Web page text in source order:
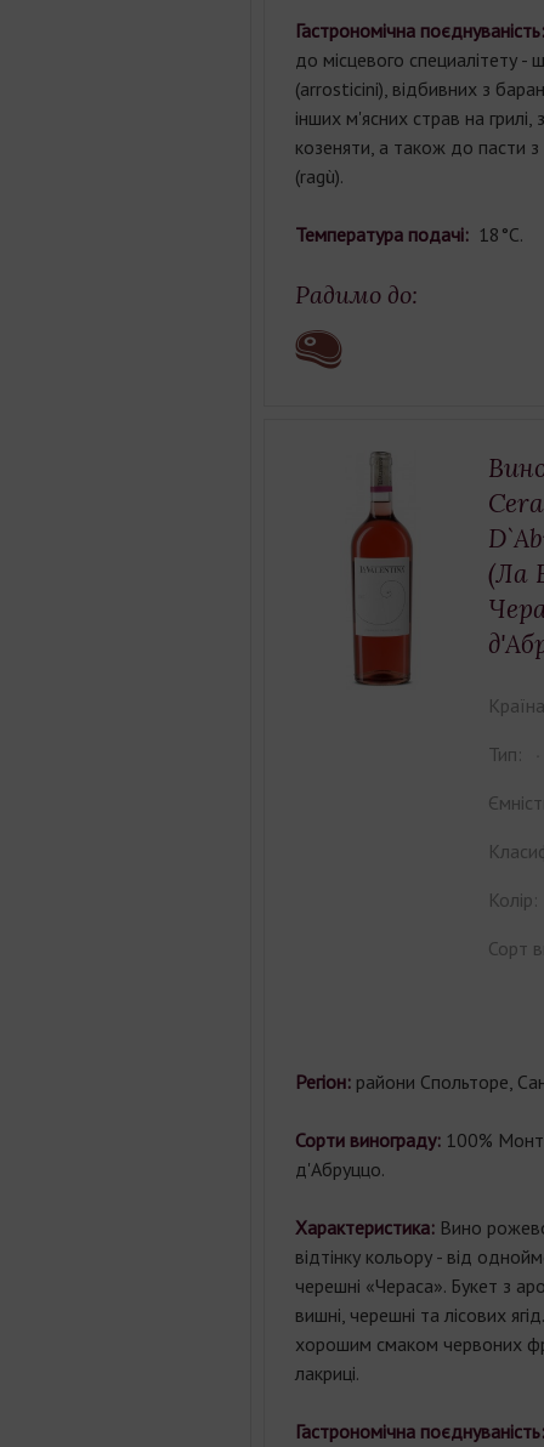
Гастрономічна
до місцевого специалітету -
(arrosticini), відбивних з
інших м'ясних страв на грилі,
козеняти, а також до пасти
(ragù).
Температура подачі: 18°С.
Радимо до:
(Ла
Тип:
Колір:
Сорт
Регіон: райони Спольторе,
Сорти винограду: 100%
д'Абруццо.
Характеристика:Вино
відтінку кольору - від
черешні «Чераса». Букет з
вишні, черешні та лісових
хорошим смаком червоних
лакриці.
Гастрономічна